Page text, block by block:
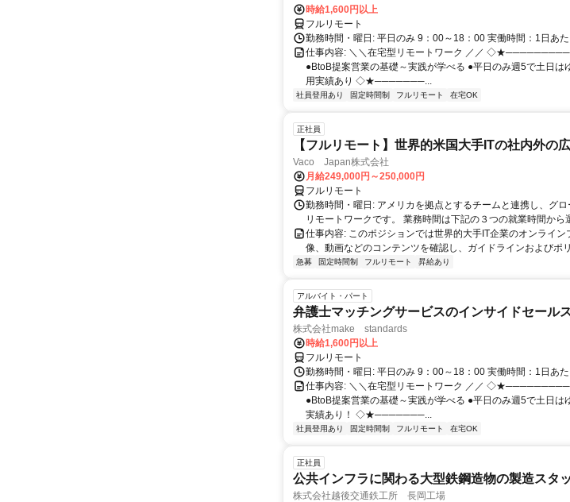
時給1,600円以上
フルリモート
勤務時間・曜日: 平日のみ 9：00～18：00 実働時間：1日あ
仕事内容: ＼＼在宅型リモートワーク ／／
●BtoB提案営業の基礎～実践が学べる ●平日のみ週5で土日
用実績あり ◇★───────...
社員登用あり 固定時間制 フルリモート 在宅OK
正社員
【フルリモート】世界的米国大手ITの社内外の
Vaco Japan株式会社
月給249,000円～250,000円
フルリモート
勤務時間・曜日: アメリカを拠点とするチームと連携し、グ
リモートワークです。 業務時間は下記の３つの就業時間か
仕事内容: このポジションでは世界的大手IT企業のオンライ
像、動画などのコンテンツを確認し、ガイドラインおよびポ
急募 固定時間制 フルリモート 昇給あり
アルバイト・パート
弁護士マッチングサービスのインサイドセール
株式会社make standards
時給1,600円以上
フルリモート
勤務時間・曜日: 平日のみ 9：00～18：00 実働時間：1日あ
仕事内容: ＼＼在宅型リモートワーク ／／
●BtoB提案営業の基礎～実践が学べる ●平日のみ週5で土日
実績あり！ ◇★───────...
社員登用あり 固定時間制 フルリモート 在宅OK
正社員
公共インフラに関わる大型鉄鋼造物の製造スタ
株式会社越後交通鉄工所 長岡工場